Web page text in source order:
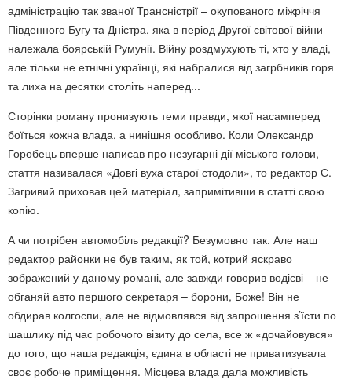
адміністрацію так званої Трансністрії – окупованого міжріччя
Південного Бугу та Дністра, яка в період Другої світової війни
належала боярській Румунії. Війну роздмухують ті, хто у владі,
але тільки не етнічні українці, які набралися від загрбників горя
та лиха на десятки століть наперед...
Сторінки роману пронизують теми правди, якої насамперед
боїться кожна влада, а нинішня особливо. Коли Олександр
Горобець вперше написав про незугарні дії міського голови,
стаття називалася «Довгі вуха старої стодоли», то редактор С.
Загривий приховав цей матеріал, запримітивши в статті свою
копію.
А чи потрібен автомобіль редакції? Безумовно так. Але наш
редактор районки не був таким, як той, котрий яскраво
зображений у даному романі, але завжди говорив водієві – не
обганяй авто першого секретаря – борони, Боже! Він не
обдирав колгоспи, але не відмовлявся від запрошення з’їсти по
шашлику під час робочого візиту до села, все ж «дочайовувся»
до того, що наша редакція, єдина в області не приватизувала
своє робоче приміщення. Місцева влада дала можливість